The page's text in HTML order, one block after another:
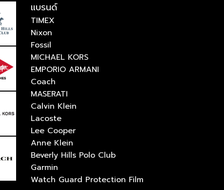
แบรนด์
TIMEX
Nixon
Fossil
MICHAEL KORS
EMPORIO ARMANI
Coach
MASERATI
Calvin Klein
Lacoste
Lee Cooper
Anne Klein
Beverly Hills Polo Club
Garmin
Watch Guard Protection Film